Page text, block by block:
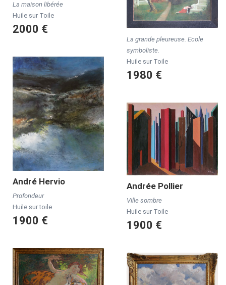
La maison libérée
Huile sur Toile
2000 €
La grande pleureuse. Ecole
symboliste.
Huile sur Toile
1980 €
André Hervio
Profondeur
Huile sur toile
1900 €
Andrée Pollier
Ville sombre
Huile sur Toile
1900 €